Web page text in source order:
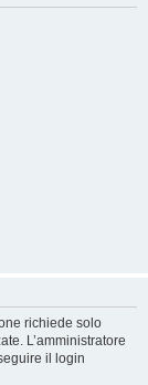
c
richiede solo
L’amministratore
il login